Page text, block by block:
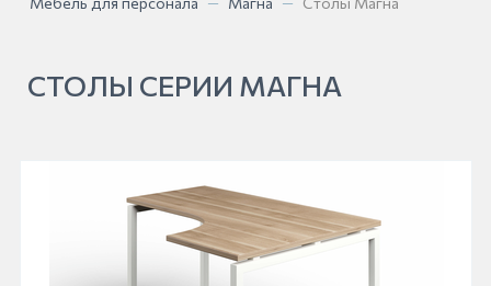
СТОЛЫ СЕРИИ МАГНА